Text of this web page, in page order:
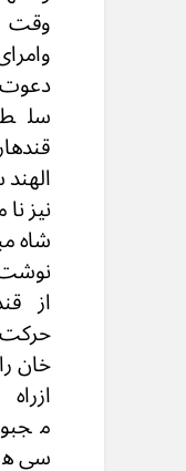
وقت
نیز
شاه
از
حرکت
خان
سی